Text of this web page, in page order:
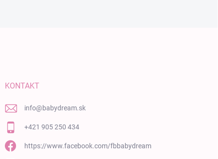
KONTAKT
info@babydream.sk
+421 905 250 434
https://www.facebook.com/fbbabydream